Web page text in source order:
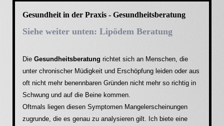
Gesundheit in der Praxis - Gesundheitsberatung
Siehe weiter unten: Lipödem Beratung
Die Gesundheitsberatung richtet sich an Menschen, die
unter chronischer Müdigkeit und Erschöpfung leiden oder aus
oft nicht mehr benennbaren Gründen nicht mehr so richtig in
Schwung und auf die Beine kommen.
Oftmals liegen diesen Symptomen Mangelerscheinungen
zugrunde, die es genau zu analysieren gilt. Ich biete eine